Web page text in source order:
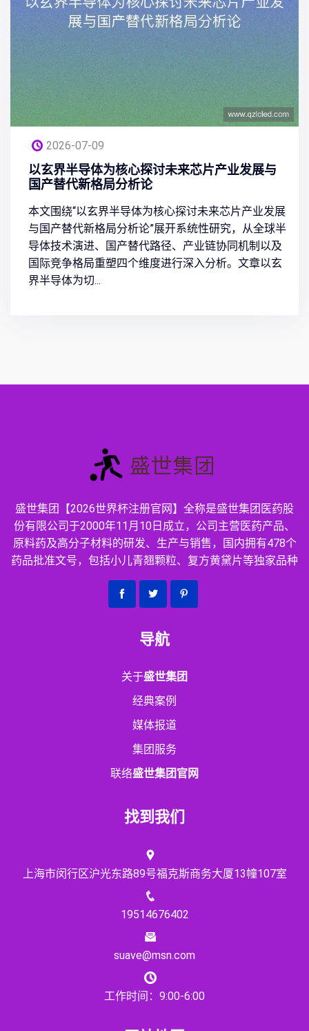
2026-07-09
以玄界半导体为核心探讨未来芯片产业发展与
国产替代新格局分析论
本文围绕“以玄界半导体为核心探讨未来芯片产业发展
与国产替代新格局分析论”展开系统性研究，从全球半
导体技术演进、国产替代路径、产业链协同机制以及
国际竞争格局重塑四个维度进行深入分析。文章以玄
界半导体为切...
盛世集团【2026世界杯注册官网】全称是盛世集团医药股
份有限公司于2000年11月10日成立，公司主营医药产品、
原料药及高分子材料的研发、生产与销售，国内拥有478个
药品批准文号，包括小儿青翘颗粒、复方黄黛片等独家品种
导航
关于盛世集团
经典案例
媒体报道
集团服务
联络盛世集团官网
找到我们
上海市闵行区沪光东路89号福克斯商务大厦13幢107室
19514676402
suave@msn.com
工作时间：9:00-6:00